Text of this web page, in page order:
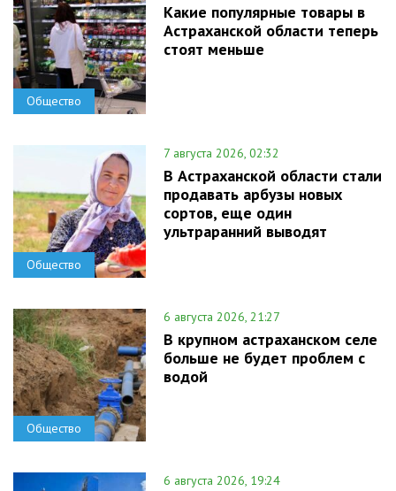
Общество
Какие популярные товары в
Астраханской области теперь
стоят меньше
Общество
7 августа 2026, 02:32
В Астраханской области стали
продавать арбузы новых
сортов, еще один
ультраранний выводят
Общество
6 августа 2026, 21:27
В крупном астраханском селе
больше не будет проблем с
водой
6 августа 2026, 19:24